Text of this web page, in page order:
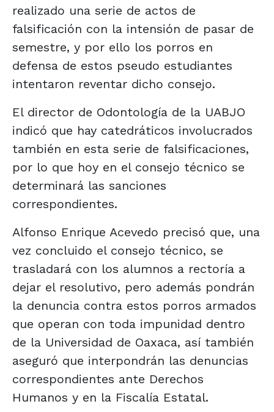
realizado una serie de actos de
falsificación con la intensión de pasar de
semestre, y por ello los porros en
defensa de estos pseudo estudiantes
intentaron reventar dicho consejo.
El director de Odontología de la UABJO
indicó que hay catedráticos involucrados
también en esta serie de falsificaciones,
por lo que hoy en el consejo técnico se
determinará las sanciones
correspondientes.
Alfonso Enrique Acevedo precisó que, una
vez concluido el consejo técnico, se
trasladará con los alumnos a rectoría a
dejar el resolutivo, pero además pondrán
la denuncia contra estos porros armados
que operan con toda impunidad dentro
de la Universidad de Oaxaca, así también
aseguró que interpondrán las denuncias
correspondientes ante Derechos
Humanos y en la Fiscalía Estatal.